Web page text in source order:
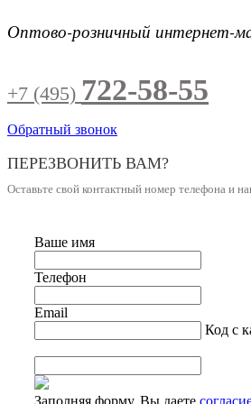
Оптово-розничный интернет-
+7 (495) 722-58-55
Обратный звонок
ПЕРЕЗВОНИТЬ ВАМ?
Оставьте свой контактный номер телефона и
Ваше имя
Телефон
Email
Код с
Заполняя форму, Вы даете